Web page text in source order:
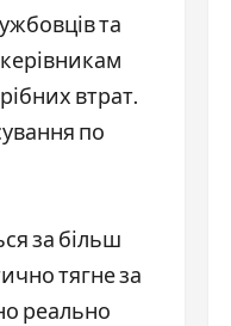
та
втрат.
по
за більш
тягне за
реально